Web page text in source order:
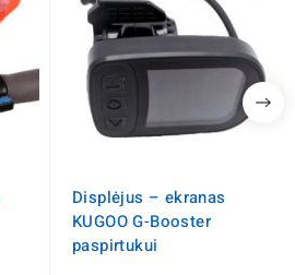
Displėjus – ekranas
KUGOO G-Booster
paspirtukui